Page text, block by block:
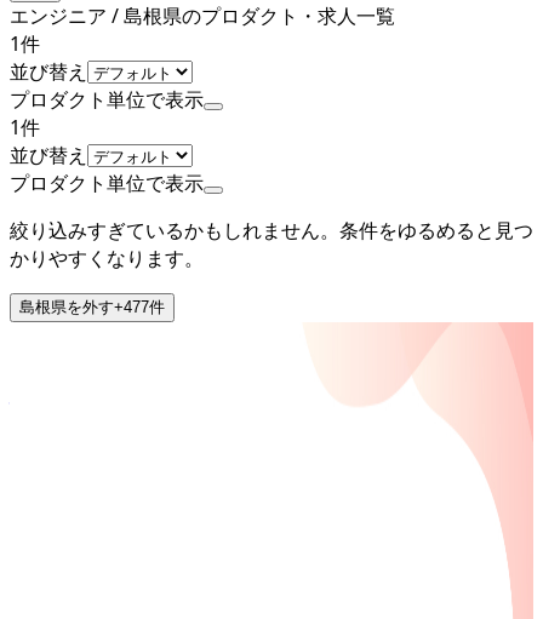
エンジニア / 島根県のプロダクト・求人一覧
1件
並び替え
プロダクト単位で表示
1件
並び替え
プロダクト単位で表示
絞り込みすぎているかもしれません。条件をゆるめると見つ
かりやすくなります。
島根県を外す+477件
クラウド診療支援システム「CLINICS」は医療機関の診療業